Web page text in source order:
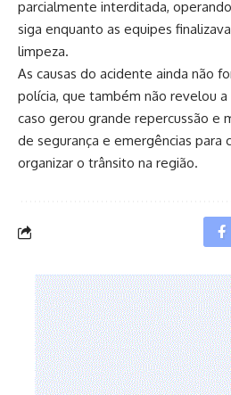
parcialmente interditada,
siga enquanto as equipes
limpeza.
As causas do acidente ainda não
polícia, que também não revelou
caso gerou grande repercussão e
de segurança e emergências para
organizar o trânsito na região.